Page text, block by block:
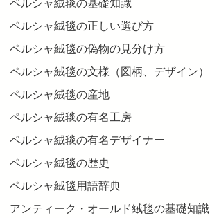
ペルシャ絨毯の基礎知識
ペルシャ絨毯の正しい選び方
ペルシャ絨毯の偽物の見分け方
ペルシャ絨毯の文様（図柄、デザイン）
ペルシャ絨毯の産地
ペルシャ絨毯の有名工房
ペルシャ絨毯の有名デザイナー
ペルシャ絨毯の歴史
ペルシャ絨毯用語辞典
アンティーク・オールド絨毯の基礎知識